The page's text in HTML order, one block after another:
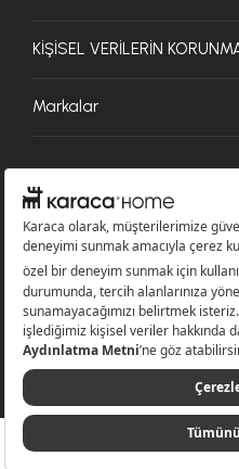
KİŞİSEL VERİLERİN
Markalar
© 2026 Karaca Home Collection
saklıdır.